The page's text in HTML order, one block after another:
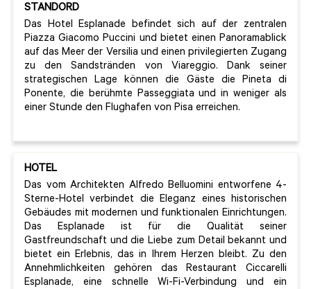
STANDORD
Das Hotel Esplanade befindet sich auf der zentralen
Piazza Giacomo Puccini und bietet einen Panoramablick
auf das Meer der Versilia und einen privilegierten Zugang
zu den Sandstränden von Viareggio. Dank seiner
strategischen Lage können die Gäste die Pineta di
Ponente, die berühmte Passeggiata und in weniger als
einer Stunde den Flughafen von Pisa erreichen.
HOTEL
Das vom Architekten Alfredo Belluomini entworfene 4-
Sterne-Hotel verbindet die Eleganz eines historischen
Gebäudes mit modernen und funktionalen Einrichtungen.
Das Esplanade ist für die Qualität seiner
Gastfreundschaft und die Liebe zum Detail bekannt und
bietet ein Erlebnis, das in Ihrem Herzen bleibt. Zu den
Annehmlichkeiten gehören das Restaurant Ciccarelli
Esplanade, eine schnelle Wi-Fi-Verbindung und ein